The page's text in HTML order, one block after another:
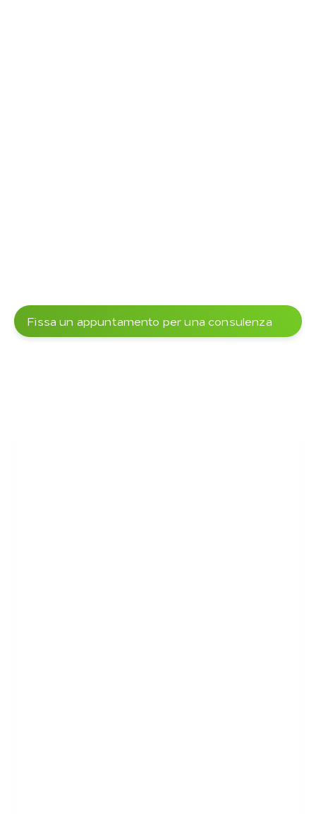
Fissa un appuntamento per una consulenza